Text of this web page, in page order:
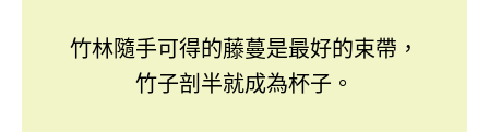
竹林隨手可得的藤蔓是最好的束帶，
竹子剖半就成為杯子。